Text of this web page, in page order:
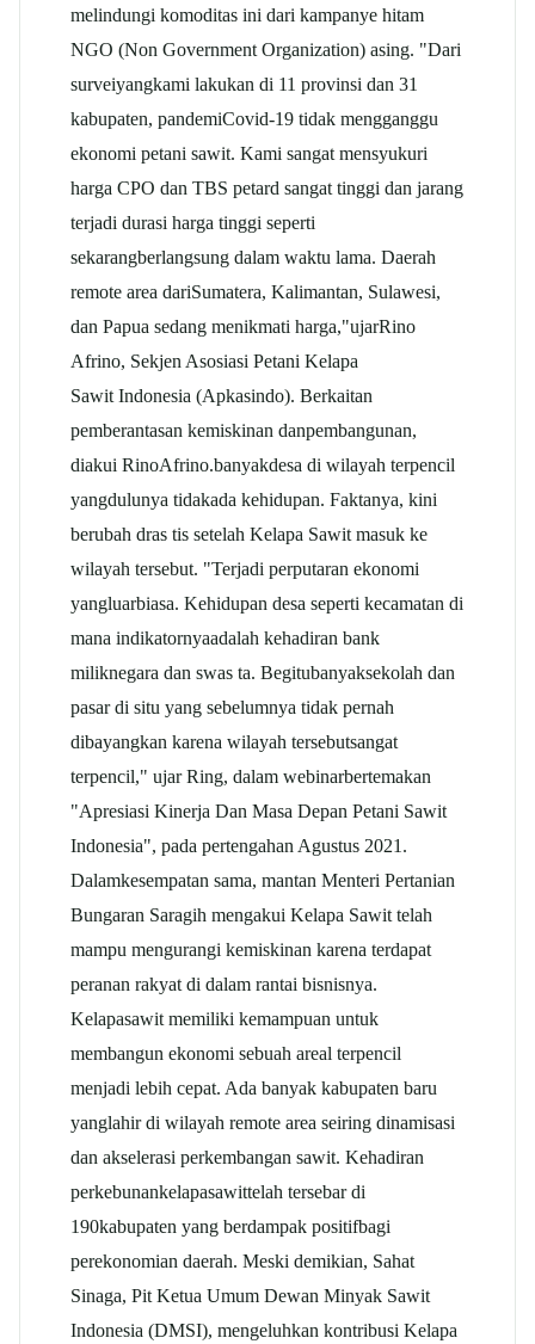
melindungi komoditas ini dari kampanye hitam
NGO (Non Government Organization) asing. "Dari
surveiyangkami lakukan di 11 provinsi dan 31
kabupaten, pandemiCovid-19 tidak mengganggu
ekonomi petani sawit. Kami sangat mensyukuri
harga CPO dan TBS petard sangat tinggi dan jarang
terjadi durasi harga tinggi seperti
sekarangberlangsung dalam waktu lama. Daerah
remote area dariSumatera, Kalimantan, Sulawesi,
dan Papua sedang menikmati harga,"ujarRino
Afrino, Sekjen Asosiasi Petani Kelapa
Sawit Indonesia (Apkasindo). Berkaitan
pemberantasan kemiskinan danpembangunan,
diakui RinoAfrino.banyakdesa di wilayah terpencil
yangdulunya tidakada kehidupan. Faktanya, kini
berubah dras tis setelah Kelapa Sawit masuk ke
wilayah tersebut. "Terjadi perputaran ekonomi
yangluarbiasa. Kehidupan desa seperti kecamatan di
mana indikatornyaadalah kehadiran bank
miliknegara dan swas ta. Begitubanyaksekolah dan
pasar di situ yang sebelumnya tidak pernah
dibayangkan karena wilayah tersebutsangat
terpencil," ujar Ring, dalam webinarbertemakan
"Apresiasi Kinerja Dan Masa Depan Petani Sawit
Indonesia", pada pertengahan Agustus 2021.
Dalamkesempatan sama, mantan Menteri Pertanian
Bungaran Saragih mengakui Kelapa Sawit telah
mampu mengurangi kemiskinan karena terdapat
peranan rakyat di dalam rantai bisnisnya.
Kelapasawit memiliki kemampuan untuk
membangun ekonomi sebuah areal terpencil
menjadi lebih cepat. Ada banyak kabupaten baru
yanglahir di wilayah remote area seiring dinamisasi
dan akselerasi perkembangan sawit. Kehadiran
perkebunankelapasawittelah tersebar di
190kabupaten yang berdampak positifbagi
perekonomian daerah. Meski demikian, Sahat
Sinaga, Pit Ketua Umum Dewan Minyak Sawit
Indonesia (DMSI), mengeluhkan kontribusi Kelapa